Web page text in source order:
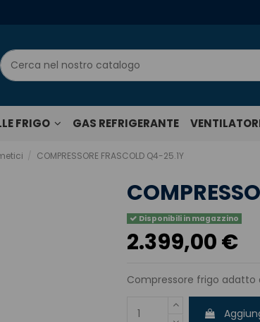
FRIGO GAS REFRIGERANTE
COMPRESSORE FRASCOLD Q4-25.1Y
Disponibili in magazzino
2.399,00 €
Compressore frigo adatto